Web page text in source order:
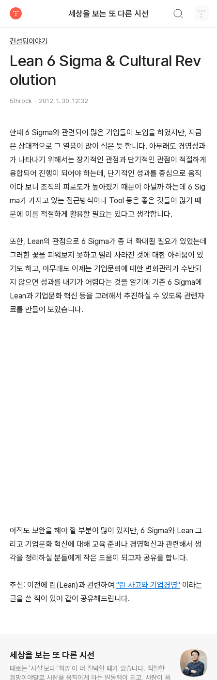
세상을 보는 또 다른 시선
컨설팅이야기
Lean 6 Sigma & Cultural Rev
olution
5throck 2012. 1. 30. 12:32
한때 6 Sigma와 관련되어 많은 기업들이 도입을 하였지만, 지금
은 상대적으로 그 열풍이 많이 식은 듯 합니다. 아무래도 경영성과
가 나타나기 위해서는 장기적인 관점과 단기적인 관점이 적절하게
융합되어 진행이 되어야 하는데, 단기적인 성과를 중심으로 움직
이다 보니 조직의 피로도가 높아졌기 때문이 아닐까 하는데 6 Sig
ma가 가지고 있는 접근방식이나 Tool 등은 좋은 것들이 많기 때
문에 이를 적절하게 활용할 필요는 있다고 생각합니다.
또한, Lean의 관점으로 6 Sigma가 좀 더 확대될 필요가 있었는데
그러한 꽃을 피워보지 못하고 빨리 사라진 것에 대한 아쉬움이 있
기도 하고, 아무래도 이제는 기업문화에 대한 변화관리가 수반되
지 않으면 성과를 내기가 어렵다는 것을 알기에 기존 6 Sigma에
Lean과 기업문화 혁신 등을 고려해서 추진하실 수 있도록 관련자
료를 만들어 보았습니다.
아직도 보완을 해야 할 부분이 많이 있지만, 6 Sigma와 Lean 그
리고 기업문화 혁신에 대해 교육 준비나 경영혁신과 관련해서 생
각을 정리하실 분들에게 작은 도움이 되고자 공유를 합니다.
추신: 이전에 린(Lean)과 관련하여 "린 사고와 기업경영" 이라는
글을 쓴 적이 있어 같이 공유해드립니다.
세상을 보는 또 다른 시선
때로는 '사실'보다 '희망'이 더 절박할 때가 있습니다. 적절한
희망이야말로 사람을 움직이게 하는 원동력이 되고, 사람이 움